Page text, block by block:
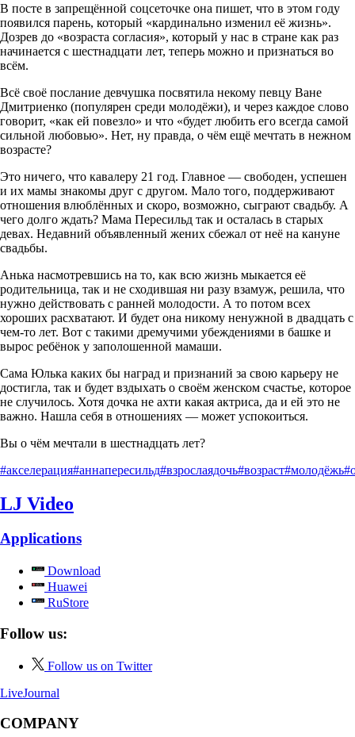
В посте в запрещённой соцсеточке она пишет, что в этом году
появился парень, который «кардинально изменил её жизнь».
Дозрев до «возраста согласия», который у нас в стране как раз
начинается с шестнадцати лет, теперь можно и признаться во
всём.
Всё своё послание девчушка посвятила некому певцу Ване
Дмитриенко (популярен среди молодёжи), и через каждое слово
говорит, «как ей повезло» и что «будет любить его всегда самой
сильной любовью». Нет, ну правда, о чём ещё мечтать в нежном
возрасте?
Это ничего, что кавалеру 21 год. Главное — свободен, успешен
и их мамы знакомы друг с другом. Мало того, поддерживают
отношения влюблённых и скоро, возможно, сыграют свадьбу. А
чего долго ждать? Мама Пересильд так и осталась в старых
девах. Недавний объявленный жених сбежал от неё на кануне
свадьбы.
Анька насмотревшись на то, как всю жизнь мыкается её
родительница, так и не сходившая ни разу взамуж, решила, что
нужно действовать с ранней молодости. А то потом всех
хороших расхватают. И будет она никому ненужной в двадцать с
чем-то лет. Вот с такими дремучими убеждениями в башке и
вырос ребёнок у заполошенной мамаши.
Сама Юлька каких бы наград и признаний за свою карьеру не
достигла, так и будет вздыхать о своём женском счастье, которое
не случилось. Хотя дочка не ахти какая актриса, да и ей это не
важно. Нашла себя в отношениях — может успокоиться.
Вы о чём мечтали в шестнадцать лет?
#акселерация#аннапересильд#взрослаядочь#возраст#молодёжь
LJ Video
Applications
Download
Huawei
RuStore
Follow us:
Follow us on Twitter
LiveJournal
COMPANY